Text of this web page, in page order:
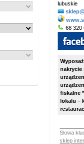
lubuskie
68 320
nakrycie
fiskalne
lokalu –
Słowa
sklep